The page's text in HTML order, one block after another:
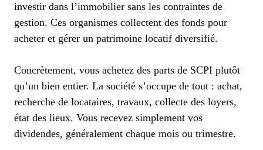
investir dans l’immobilier sans les contraintes de
gestion. Ces organismes collectent des fonds pour
acheter et gérer un patrimoine locatif diversifié.
Concrètement, vous achetez des parts de SCPI plutôt
qu’un bien entier. La société s’occupe de tout : achat,
recherche de locataires, travaux, collecte des loyers,
état des lieux. Vous recevez simplement vos
dividendes, généralement chaque mois ou trimestre.